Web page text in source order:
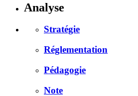
Analyse
Stratégie
Réglementation
Pédagogie
Note